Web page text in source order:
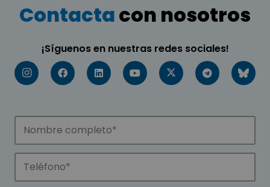
Contactacon nosotros
¡Síguenos en nuestras redes sociales!